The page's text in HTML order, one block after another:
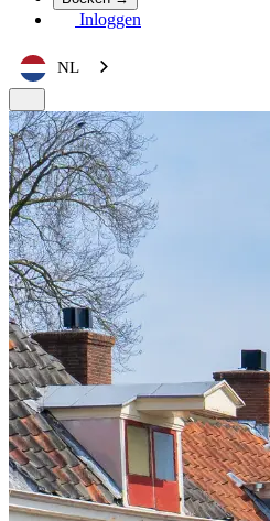
Inloggen
NL